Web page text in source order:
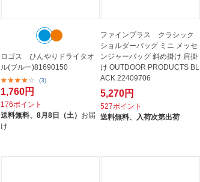
ロゴス ひんやりドライタオ
ル(ブルー)81690150
(3)
1,760円
176ポイント
送料無料、 8月8日（土） お届
け
ファインプラス クラシック
ショルダーバッグ ミニ メッセ
ンジャーバッグ 斜め掛け 肩掛
け OUTDOOR PRODUCTS BL
ACK 22409706
5,270円
527ポイント
送料無料、 入荷次第出荷